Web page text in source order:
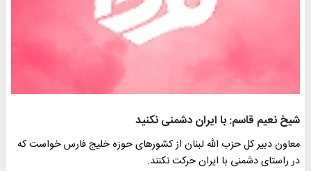
شیخ نعیم قاسم: با ایران دشمنی نکنید
معاون دبیر کل حزب الله لبنان از کشورهای حوزه خلیج فارس خواست که
در راستای دشمنی با ایران حرکت نکنند.